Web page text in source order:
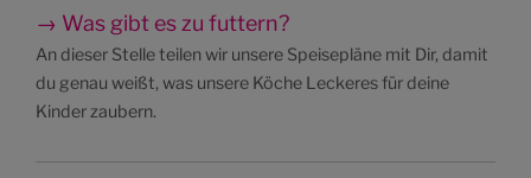
→ Was gibt es zu futtern?
An dieser Stelle teilen wir unsere Speisepläne mit Dir, damit
du genau weißt, was unsere Köche Leckeres für deine
Kinder zaubern.